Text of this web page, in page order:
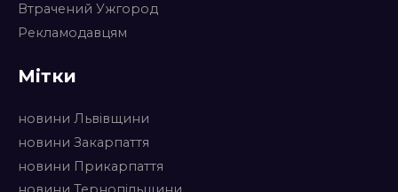
Втрачений Ужгород
Рекламодавцям
Мітки
новини Львівщини
новини Закарпаття
новини Прикарпаття